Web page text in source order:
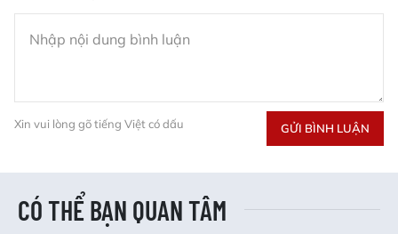
Xin vui lòng gõ tiếng Việt có dấu GỬI BÌNH LUẬN
CÓ THỂ BẠN QUAN TÂM